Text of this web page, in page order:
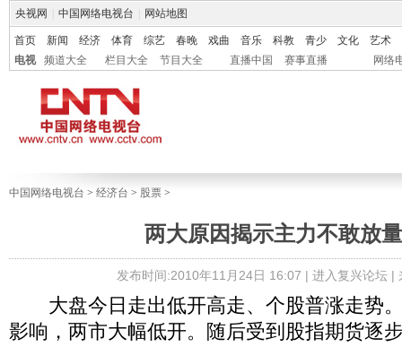
央视网 中国网络电视台 网站地图
首页 新闻 经济 体育 综艺 春晚 戏曲 音乐 科教 青少 文化
艺术
电视
频道大全 栏目大全 节目大全 直播中国 赛事直播 网络
中国网络电视台 > 经济台 > 股票 >
两大原因揭示主力不敢放
发布时间:2010年11月24日 16:07 | 进入复兴论坛|
大盘今日走出低开高走、个股普涨走势
影响，两市大幅低开。随后受到股指期货逐